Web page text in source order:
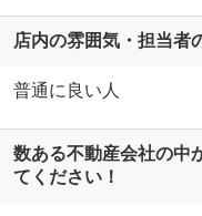
店内の雰囲気・担当者
普通に良い人
数ある不動産会社の中
てください！